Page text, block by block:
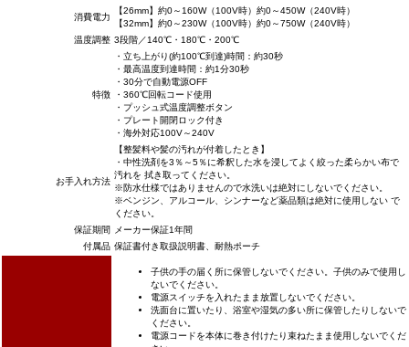
消費電力
【26mm】約0～160W（100V時）約0～450W（240V時）
【32mm】約0～230W（100V時）約0～750W（240V時）
温度調整 3段階／140℃・180℃・200℃
特徴
・立ち上がり(約100℃到達)時間：約30秒
・最高温度到達時間：約1分30秒
・30分で自動電源OFF
・360℃回転コード使用
・プッシュ式温度調整ボタン
・プレート開閉ロック付き
・海外対応100V～240V
お手入れ方法
【整髪料や髪の汚れが付着したとき】
・中性洗剤を3％～5％に希釈した水を浸してよく絞った柔らかい布で
汚れを 拭き取ってください。
※防水仕様ではありませんので水洗いは絶対にしないでください。
※ベンジン、アルコール、シンナーなど薬品類は絶対に使用しない で
ください。
保証期間
メーカー保証1年間
付属品 保証書付き取扱説明書、耐熱ポーチ
子供の手の届く所に保管しないでください。子供のみで使用し
ないでください。
電源スイッチを入れたまま放置しないでください。
洗面台に置いたり、浴室や湿気の多い所に保管したりしないで
ください。
電源コードを本体に巻き付けたり束ねたまま使用しないでくだ